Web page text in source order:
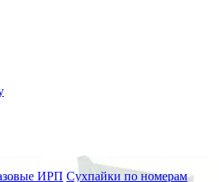
ИРП Сухпайки по номерам